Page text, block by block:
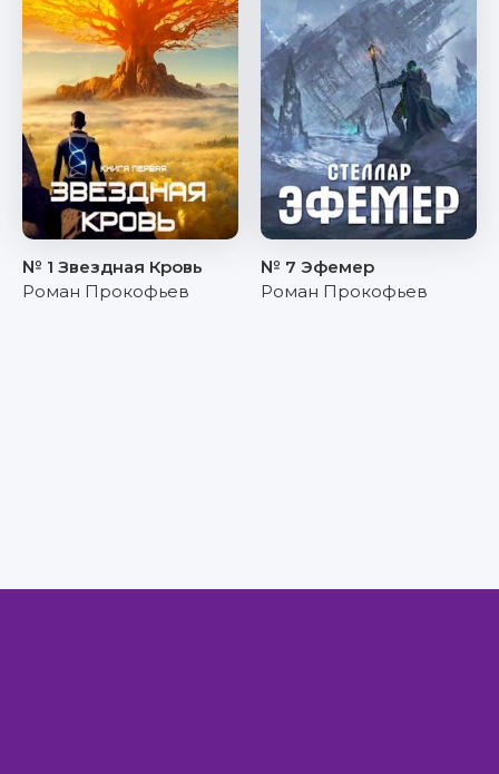
№ 1 Звездная Кровь
Роман Прокофьев
№ 7 Эфемер
Роман Прокофьев